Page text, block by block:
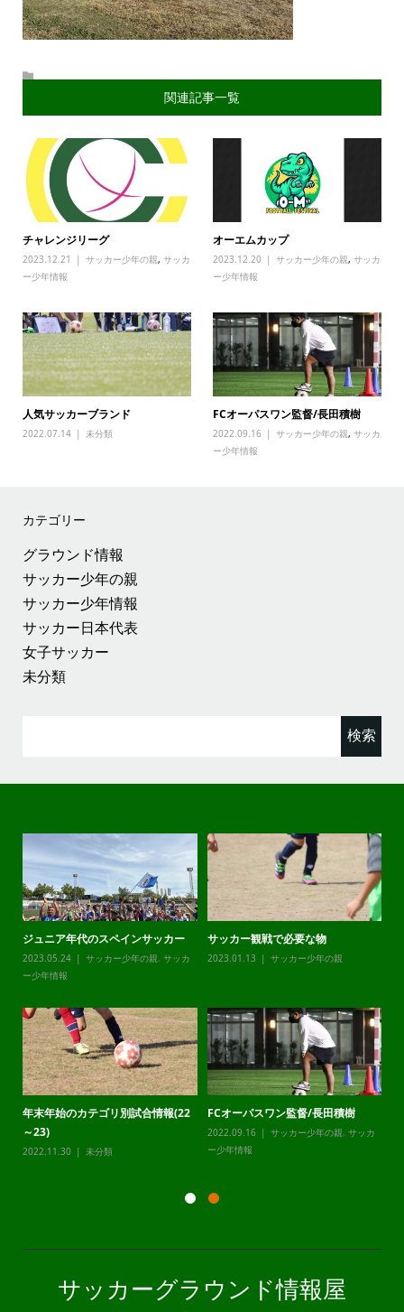
関連記事一覧
チャレンジリーグ
2023.12.21 サッカー少年の親, サッカ
ー少年情報
オーエムカップ
2023.12.20 サッカー少年の親,サッカ
ー少年情報
人気サッカーブランド
2022.07.14 未分類
FCオーパスワン監督/長田積樹
2022.09.16 サッカー少年の親,サッカ
ー少年情報
カテゴリー
グラウンド情報
サッカー少年の親
サッカー少年情報
サッカー日本代表
女子サッカー
未分類
ジュニア年代のスペインサッカー
2023.05.24 サッカー少年の親, サッカ
ー少年情報
サッカー観戦で必要な物
2023.01.13 サッカー少年の親
年末年始のカテゴリ別試合情報(22
～23)
2022.11.30 未分類
FCオーパスワン監督/長田積樹
2022.09.16 サッカー少年の親, サッカ
ー少年情報
サッカーグラウンド情報屋